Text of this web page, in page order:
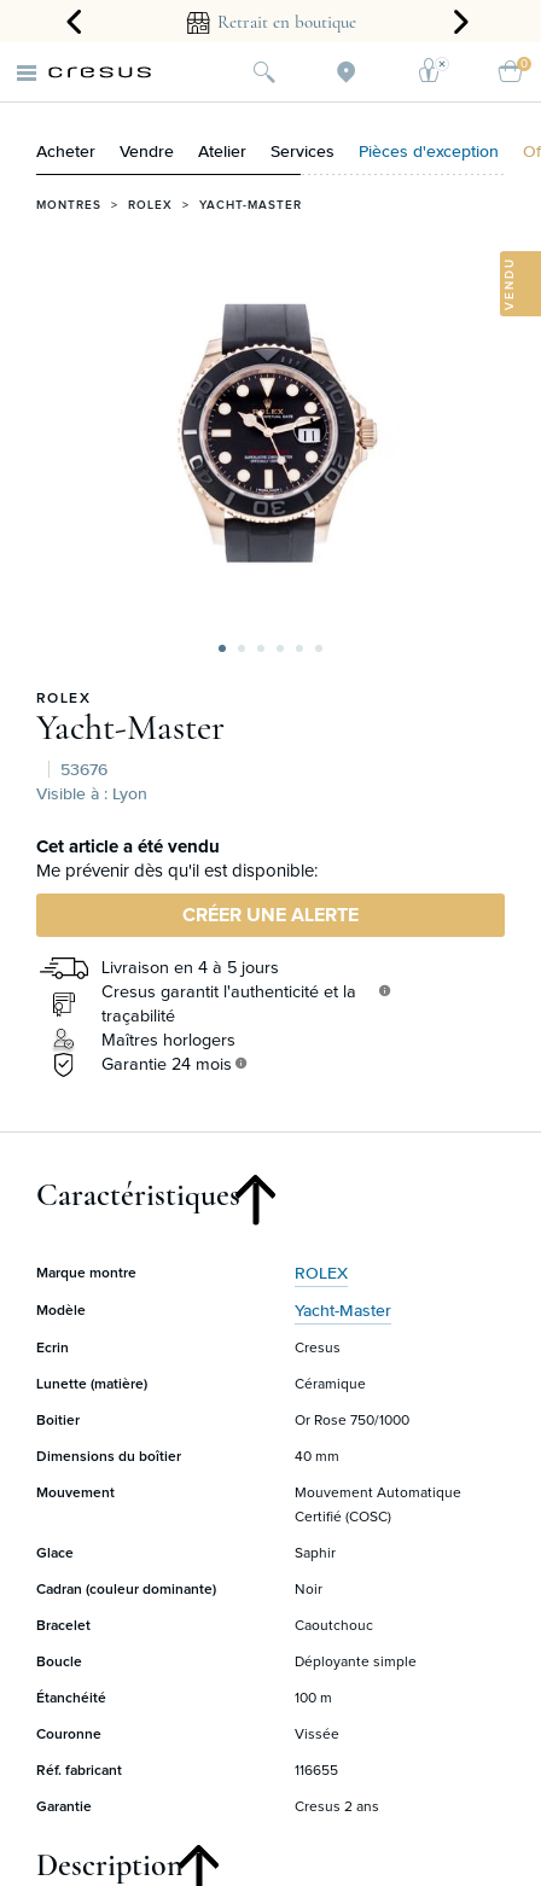
2 ans Retrait en boutique
0
Acheter Vendre Atelier Services Pièces d'exception
MONTRES > ROLEX > YACHT-MASTER
VENDU
ROLEX
Yacht-Master
53676
Visible à : Lyon
Cet article a été vendu
Me prévenir dès qu'il est disponible:
CRÉER UNE ALERTE
Livraison en 4 à 5 jours
Cresus garantit l'authenticité et la
traçabilité
info
Maîtres horlogers
Garantie 24 mois info
Caractéristiques
Marque montre ROLEX
Modèle Yacht-Master
Ecrin Cresus
Lunette (matière) Céramique
Boitier Or Rose 750/1000
Dimensions du boîtier 40 mm
Mouvement
Mouvement Automatique
Certifié (COSC)
Glace Saphir
Cadran (couleur dominante) Noir
Bracelet Caoutchouc
Boucle Déployante simple
Étanchéité 100 m
Couronne Vissée
Réf. fabricant 116655
Garantie Cresus 2 ans
Description